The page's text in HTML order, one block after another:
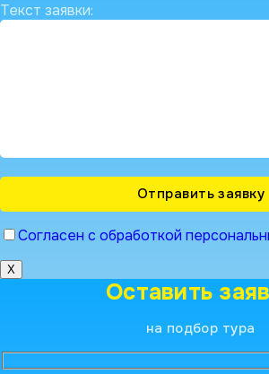
Текст заявки:
Согласен с обработкой
X
Оставить
на подбор тура